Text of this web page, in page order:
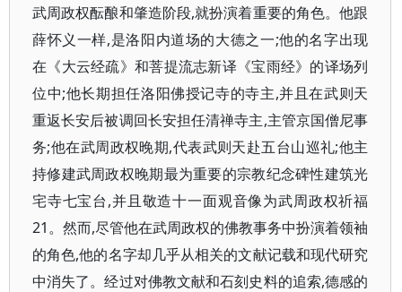
武周政权酝酿和肇造阶段,就扮演着重要的角色。他跟
薛怀义一样,是洛阳内道场的大德之一;他的名字出现
在《大云经疏》和菩提流志新译《宝雨经》的译场列
位中;他长期担任洛阳佛授记寺的寺主,并且在武则天
重返长安后被调回长安担任清禅寺主,主管京国僧尼事
务;他在武周政权晚期,代表武则天赴五台山巡礼;他主
持修建武周政权晚期最为重要的宗教纪念碑性建筑光
宅寺七宝台,并且敬造十一面观音像为武周政权祈福
21。然而,尽管他在武周政权的佛教事务中扮演着领袖
的角色,他的名字却几乎从相关的文献记载和现代研究
中消失了。经过对佛教文献和石刻史料的追索,德感的